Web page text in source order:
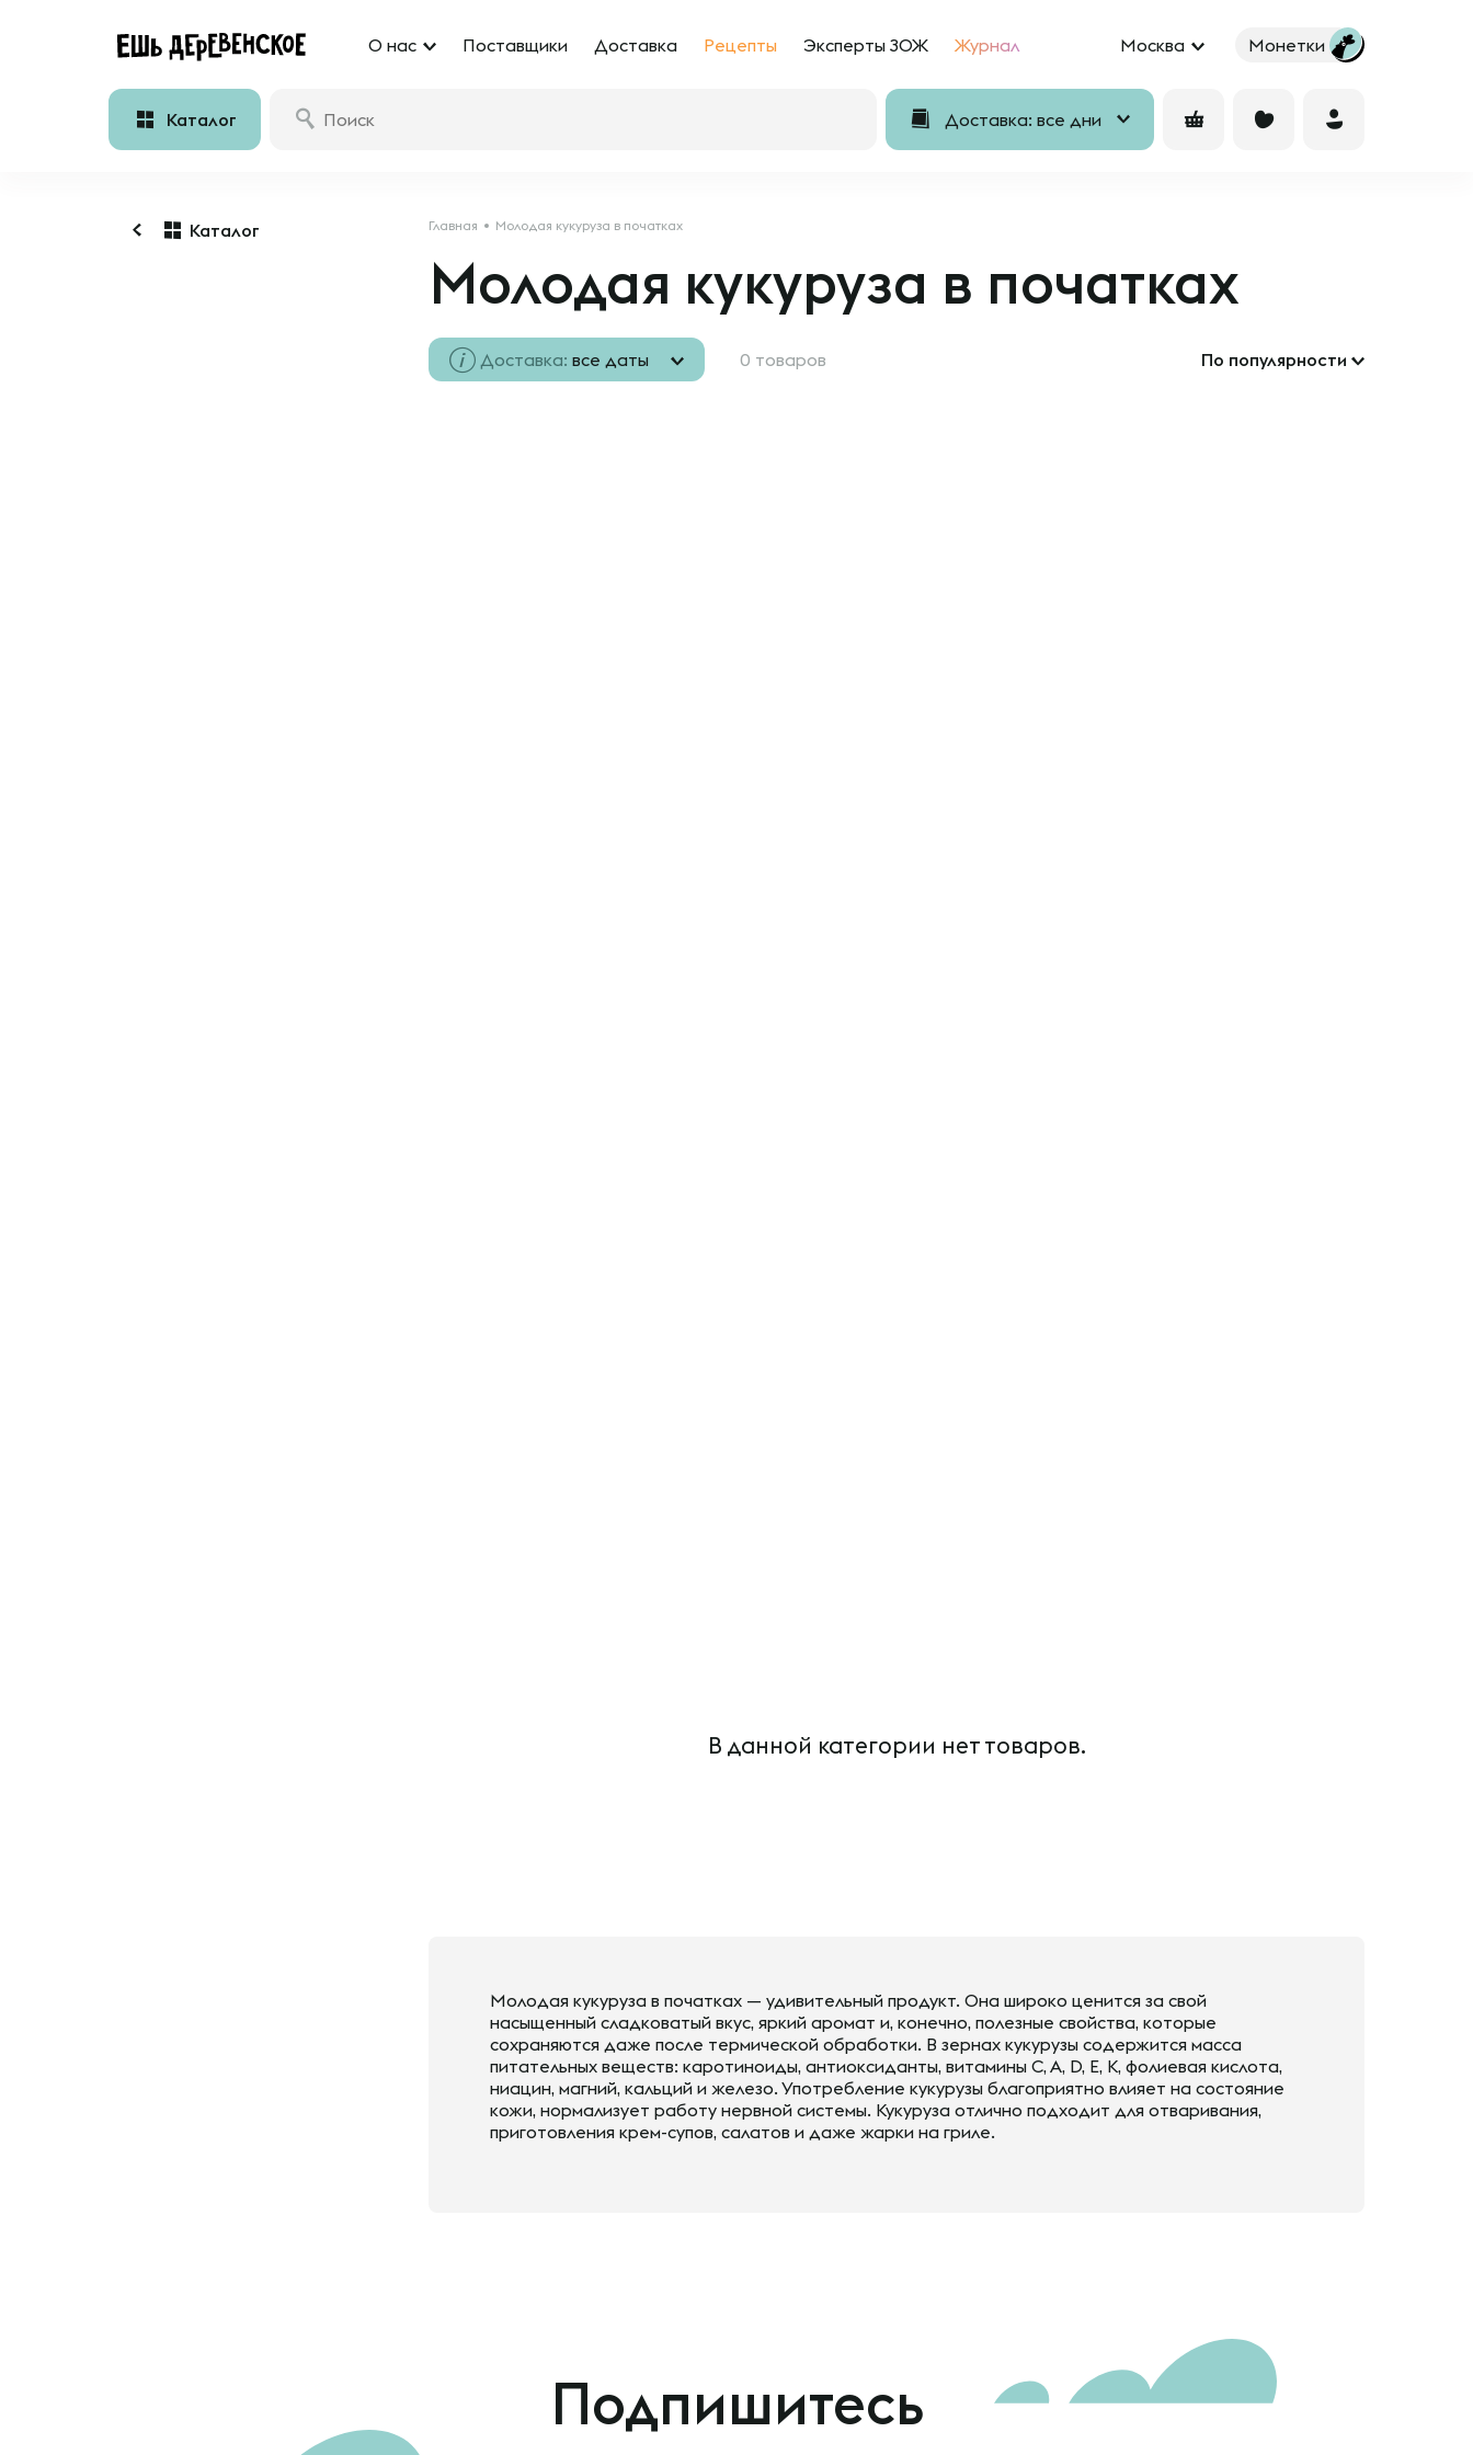
О нас Поставщики Доставка Рецепты Эксперты ЗОЖ Журнал Москва Монетки
Каталог Доставка: все дни
Каталог Главная Молодая кукуруза в початках
Молодая кукуруза в початках
Доставка: все даты 0 товаров По популярности
В данной категории нет товаров.
Молодая кукуруза в початках — удивительный продукт. Она широко ценится за свой
насыщенный сладковатый вкус, яркий аромат и, конечно, полезные свойства, которые
сохраняются даже после термической обработки. В зернах кукурузы содержится масса
питательных веществ: каротиноиды, антиоксиданты, витамины С, А, D, E, К, фолиевая кислота,
ниацин, магний, кальций и железо. Употребление кукурузы благоприятно влияет на состояние
кожи, нормализует работу нервной системы. Кукуруза отлично подходит для отваривания,
приготовления крем-супов, салатов и даже жарки на гриле.
Подпишитесь